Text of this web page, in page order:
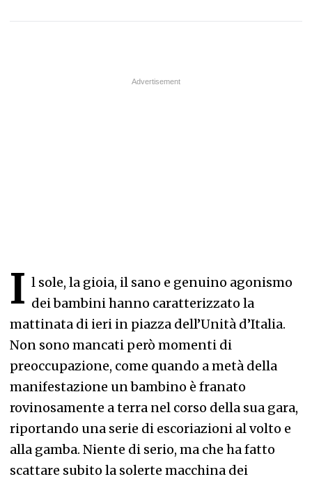
I l sole, la gioia, il sano e genuino agonismo
dei bambini hanno caratterizzato la
mattinata di ieri in piazza dell’Unità d’Italia.
Non sono mancati però momenti di
preoccupazione, come quando a metà della
manifestazione un bambino è franato
rovinosamente a terra nel corso della sua gara,
riportando una serie di escoriazioni al volto e
alla gamba. Niente di serio, ma che ha fatto
scattare subito la solerte macchina dei